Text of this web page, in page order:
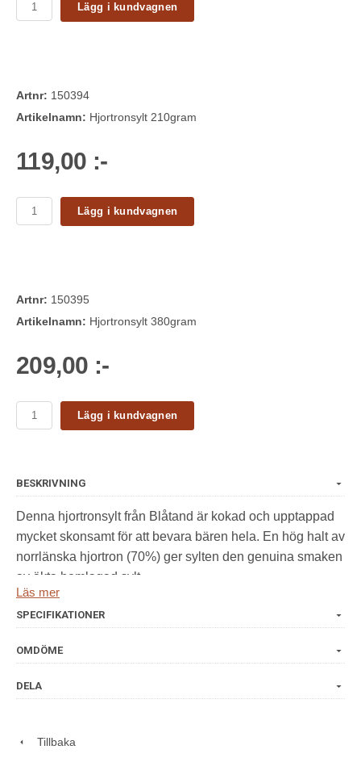
Lägg i kundvagnen
Artnr: 150394
Artikelnamn: Hjortronsylt 210gram
119,00 :-
Lägg i kundvagnen
Artnr: 150395
Artikelnamn: Hjortronsylt 380gram
209,00 :-
Lägg i kundvagnen
BESKRIVNING
Denna hjortronsylt från Blåtand är kokad och upptappad
mycket skonsamt för att bevara bären hela. En hög halt av
norrlänska hjortron (70%) ger sylten den genuina smaken
av äkta hemlagad sylt.
Vikt: 120-880g
Läs mer
SPECIFIKATIONER
OMDÖME
DELA
Tillbaka